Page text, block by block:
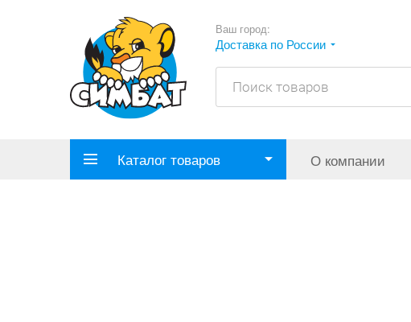
Ваш город:
Доставка по России
Каталог товаров О компании